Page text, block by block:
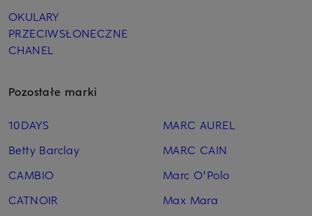
OKULARY
PRZECIWSŁONECZNE
CHANEL
Pozostałe marki
10DAYS
Betty Barclay
CAMBIO
CATNOIR
MARC AUREL
MARC CAIN
Marc O'Polo
Max Mara